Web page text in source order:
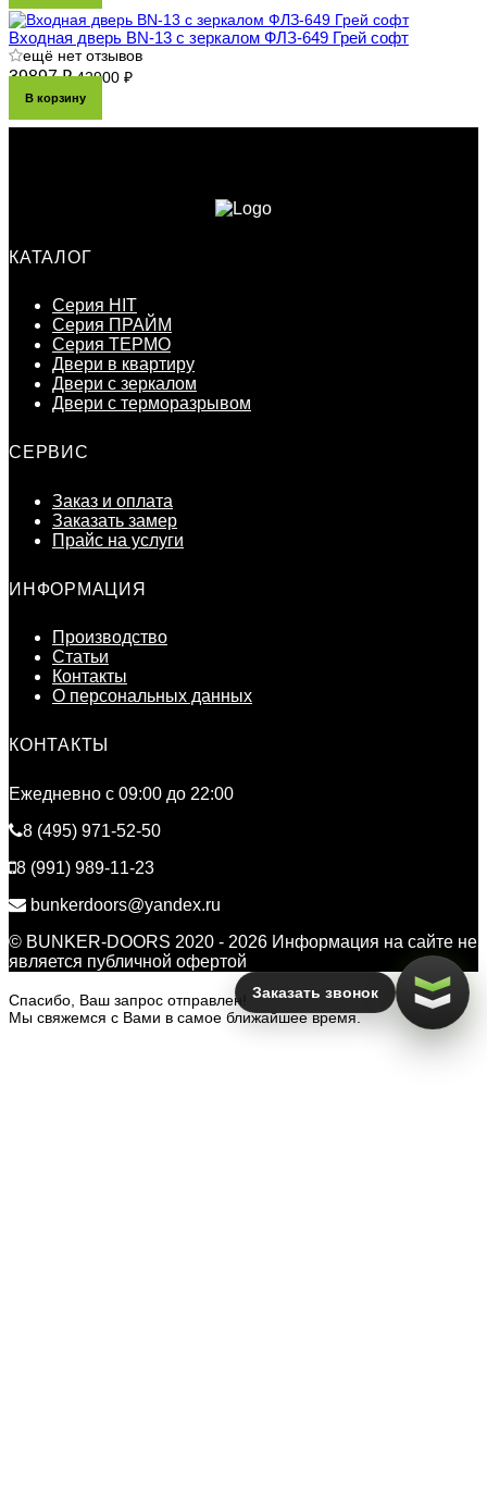
Заказать звонок
Входная дверь BN-13 с зеркалом ФЛЗ-649 Грей софт
ещё нет отзывов
39897 ₽ 42900 ₽
В корзину
КАТАЛОГ
Серия HIT
Серия ПРАЙМ
Серия ТЕРМО
Двери в квартиру
Двери с зеркалом
Двери с терморазрывом
СЕРВИС
Заказ и оплата
Заказать замер
Прайс на услуги
ИНФОРМАЦИЯ
Производство
Статьи
Контакты
О персональных данных
КОНТАКТЫ
Ежедневно c 09:00 до 22:00
8 (495) 971-52-50
8 (991) 989-11-23
bunkerdoors@yandex.ru
© BUNKER-DOORS 2020 - 2026 Информация на сайте не
является публичной офертой
Спасибо, Ваш запрос отправлен!
Мы свяжемся с Вами в самое ближайшее время.